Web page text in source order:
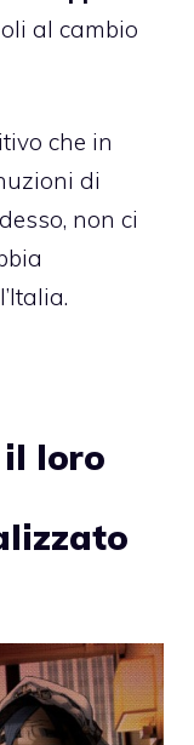
al cambio
che in
di
non ci
loro